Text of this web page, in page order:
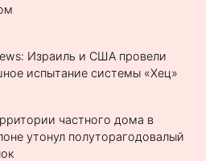
Израиль и США провели
испытание системы «Хец»
частного дома в
утонул полуторагодовалый